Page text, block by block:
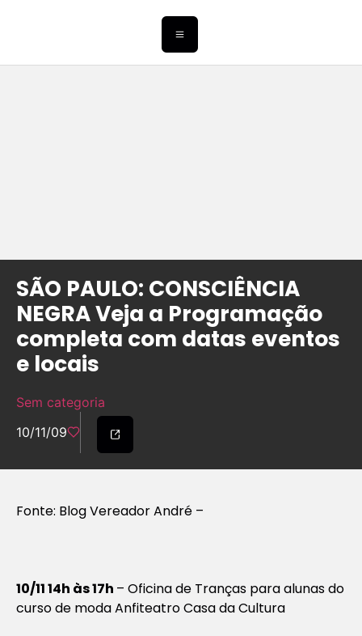
SÃO PAULO: CONSCIÊNCIA
NEGRA Veja a Programação
completa com datas eventos
e locais
Sem categoria
10/11/09
Fonte: Blog Vereador André –
10/11 14h às 17h – Oficina de Tranças para alunas do
curso de moda Anfiteatro Casa da Cultura